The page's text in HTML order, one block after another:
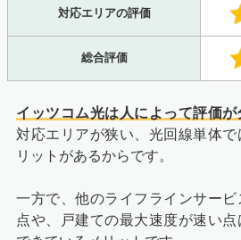
対応エリアの評価
総合評価
イッツコム光は人によって評価
対応エリアが狭い、光回線単体
リットがあるからです。
一方で、他のライフラインサー
点や、戸建ての最大速度が速い